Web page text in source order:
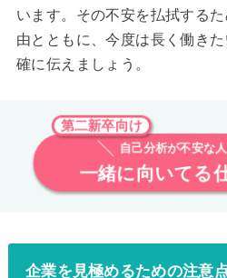
います。その不安を払拭する
由とともに、今度は長く働き
確に伝えましょう。
第二新卒向け
自己分析が不安な
一緒に向いてる
企業を見極めるための注意